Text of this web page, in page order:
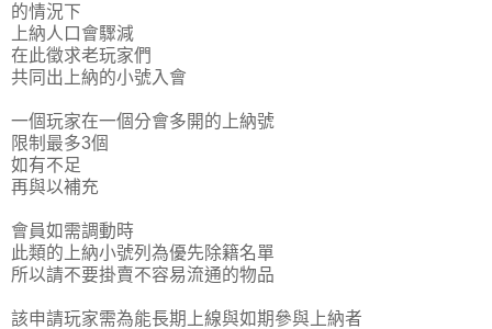
的情況下
上納人口會驟減
在此徵求老玩家們
共同出上納的小號入會
一個玩家在一個分會多開的上納號
限制最多3個
如有不足
再與以補充
會員如需調動時
此類的上納小號列為優先除籍名單
所以請不要掛賣不容易流通的物品
該申請玩家需為能長期上線與如期參與上納者